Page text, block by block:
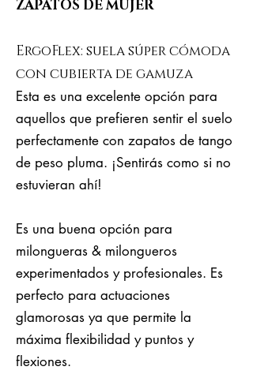
ZAPATOS DE MUJER
ErgoFlex: suela súper cómoda
con cubierta de gamuza
Esta es una excelente opción para
aquellos que prefieren sentir el suelo
perfectamente con zapatos de tango
de peso pluma. ¡Sentirás como si no
estuvieran ahí!
Es una buena opción para
milongueras & milongueros
experimentados y profesionales. Es
perfecto para actuaciones
glamorosas ya que permite la
máxima flexibilidad y puntos y
flexiones.